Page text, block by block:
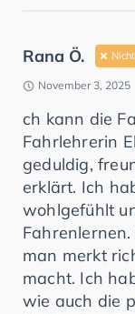
Rana Ö.
November 3, 2025
ch kann die
Fahrlehrerin
geduldig,
erklärt. Ich
wohlgefühlt
man merkt
macht. Ich
wie auch die